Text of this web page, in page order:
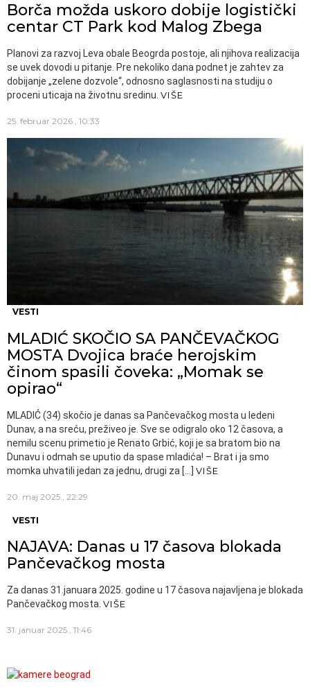
Borča možda uskoro dobije logistički
centar CT Park kod Malog Zbega
Planovi za razvoj Leva obale Beogrda postoje, ali njihova realizacija
se uvek dovodi u pitanje. Pre nekoliko dana podnet je zahtev za
dobijanje „zelene dozvole“, odnosno saglasnosti na studiju o
proceni uticaja na životnu sredinu. VIŠE
25. februar 2026., 10:33
VESTI
MLADIĆ SKOČIO SA PANČEVAČKOG
MOSTA Dvojica braće herojskim
činom spasili čoveka: „Momak se
opirao“
MLADIĆ (34) skočio je danas sa Pančevačkog mosta u ledeni
Dunav, a na sreću, preživeo je. Sve se odigralo oko 12 časova, a
nemilu scenu primetio je Renato Grbić, koji je sa bratom bio na
Dunavu i odmah se uputio da spase mladića! – Brat i ja smo
momka uhvatili jedan za jednu, drugi za […] VIŠE
20. maj 2025., 22:29
VESTI
NAJAVA: Danas u 17 časova blokada
Pančevačkog mosta
Za danas 31.januara 2025. godine u 17 časova najavljena je blokada
Pančevačkog mosta. VIŠE
31. januar 2025., 11:46